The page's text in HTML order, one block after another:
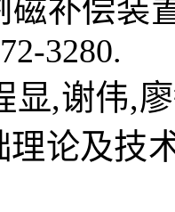
磁补偿装
3280.
显,谢伟,
论及技